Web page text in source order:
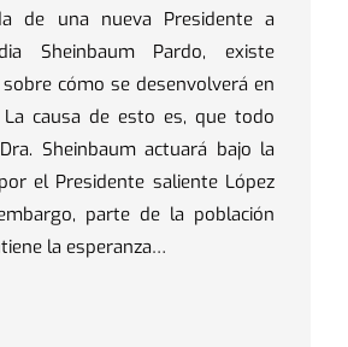
de una nueva Presidente a
Sheinbaum Pardo, existe
cómo se desenvolverá en
causa de esto es, que todo
Sheinbaum actuará bajo la
el Presidente saliente López
parte de la población
la esperanza…